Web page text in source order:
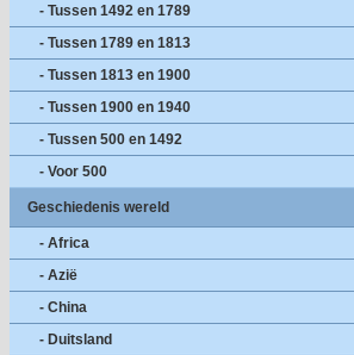
- Tussen 1492 en 1789
- Tussen 1789 en 1813
- Tussen 1813 en 1900
- Tussen 1900 en 1940
- Tussen 500 en 1492
- Voor 500
Geschiedenis wereld
- Africa
- Azië
- China
- Duitsland